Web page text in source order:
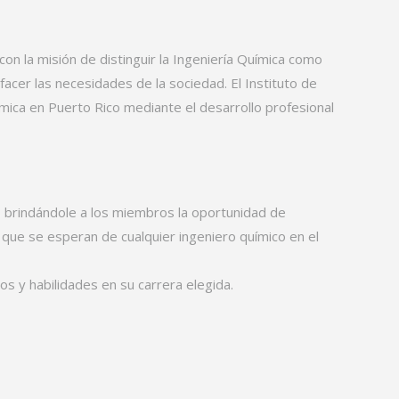
la misión de distinguir la Ingeniería Química como
las necesidades de la sociedad. El Instituto de
en Puerto Rico mediante el desarrollo profesional
a los miembros la oportunidad de
se esperan de cualquier ingeniero químico en el
y habilidades en su carrera elegida.